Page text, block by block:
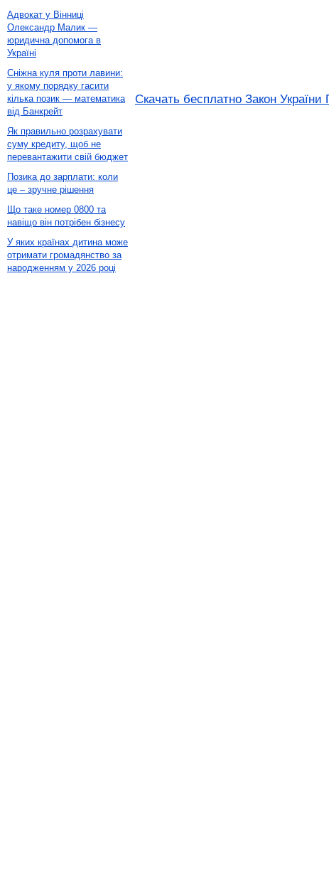
Скачать бесплатно Закон України
Адвокат у Вінниці
Олександр Малик —
юридична допомога в
Україні
Сніжна куля проти лавини:
у якому порядку гасити
кілька позик — математика
від Банкрейт
Як правильно розрахувати
суму кредиту, щоб не
перевантажити свій бюджет
Позика до зарплати: коли
це – зручне рішення
Що таке номер 0800 та
навіщо він потрібен бізнесу
У яких країнах дитина може
отримати громадянство за
народженням у 2026 році